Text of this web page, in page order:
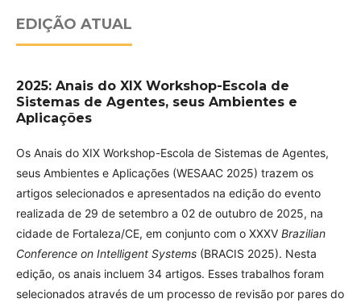
EDIÇÃO ATUAL
2025: Anais do XIX Workshop-Escola de
Sistemas de Agentes, seus Ambientes e
Aplicações
Os Anais do XIX Workshop-Escola de Sistemas de Agentes,
seus Ambientes e Aplicações (WESAAC 2025) trazem os
artigos selecionados e apresentados na edição do evento
realizada de 29 de setembro a 02 de outubro de 2025, na
cidade de Fortaleza/CE, em conjunto com o XXXV Brazilian
Conference on Intelligent Systems (BRACIS 2025). Nesta
edição, os anais incluem 34 artigos. Esses trabalhos foram
selecionados através de um processo de revisão por pares do